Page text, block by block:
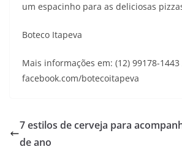
um espacinho para as deliciosas
Boteco Itapeva
Mais informações em: (12) 99178-1443
facebook.com/botecoitapeva
7 estilos de cerveja para
de ano